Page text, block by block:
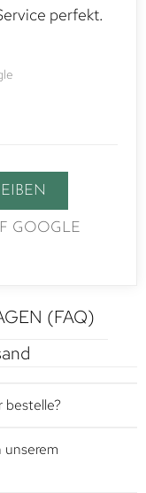
perfekt.
GOOGLE
(FAQ)
bestelle?
unserem